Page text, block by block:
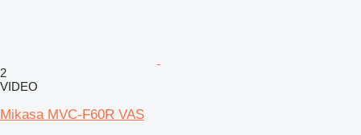
2
VIDEO
Mikasa MVC-F60R VAS